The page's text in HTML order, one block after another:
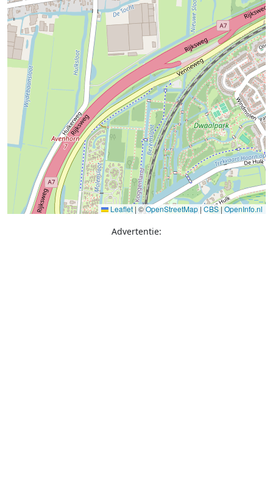
Leaflet | ©OpenStreetMap|CBS| OpenInfo.nl
Advertentie: